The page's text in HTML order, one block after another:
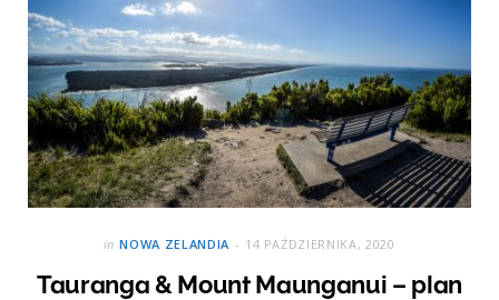
in NOWA ZELANDIA 14 PAŹDZIERNIKA, 2020
Tauranga & Mount Maunganui – plan